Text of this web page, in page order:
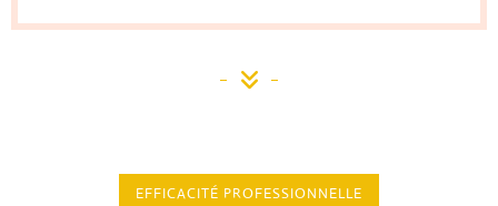
EFFICACITÉ PROFESSIONNELLE